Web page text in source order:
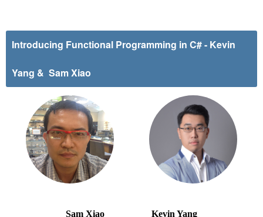
Introducing Functional Programming in C#- Kevin
Yang & Sam Xiao
Sam Xiao Kevin Yang